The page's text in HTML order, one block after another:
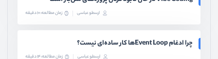
ارسطو عباسی زمان مطالعه: 10 دقیقه
چرا ادغام Event Loopها کار ساده‌ای نیست؟
ارسطو عباسی زمان مطالعه: 14 دقیقه